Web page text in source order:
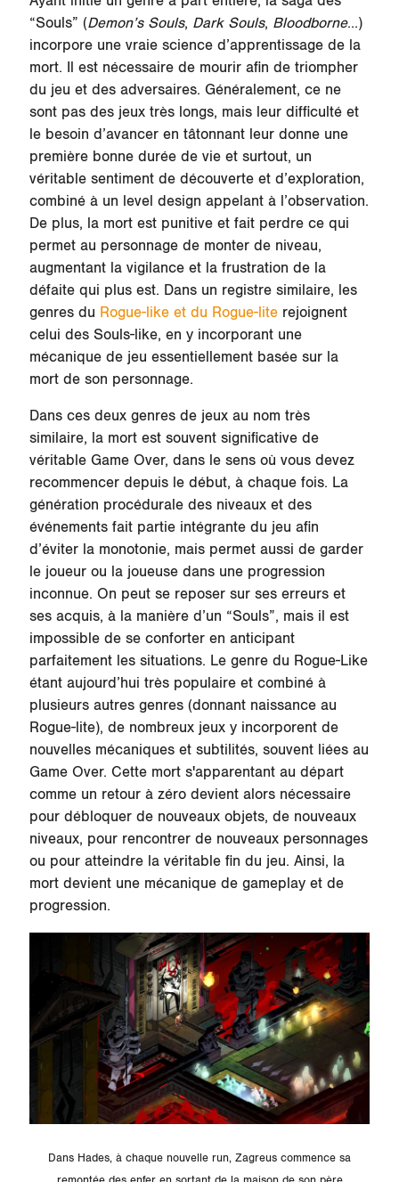
“Souls” (Demon’s Souls, Dark Souls, Bloodborne…)
incorpore une vraie science d’apprentissage de la
mort. Il est nécessaire de mourir afin de triompher
du jeu et des adversaires. Généralement, ce ne
sont pas des jeux très longs, mais leur difficulté et
le besoin d’avancer en tâtonnant leur donne une
première bonne durée de vie et surtout, un
véritable sentiment de découverte et d’exploration,
combiné à un level design appelant à l’observation.
De plus, la mort est punitive et fait perdre ce qui
permet au personnage de monter de niveau,
augmentant la vigilance et la frustration de la
défaite qui plus est. Dans un registre similaire, les
genres du Rogue-like et du Rogue-literejoignent
celui des Souls-like, en y incorporant une
mécanique de jeu essentiellement basée sur la
mort de son personnage.
Dans ces deux genres de jeux au nom très
similaire, la mort est souvent significative de
véritable Game Over, dans le sens où vous devez
recommencer depuis le début, à chaque fois. La
génération procédurale des niveaux et des
événements fait partie intégrante du jeu afin
d’éviter la monotonie, mais permet aussi de garder
le joueur ou la joueuse dans une progression
inconnue. On peut se reposer sur ses erreurs et
ses acquis, à la manière d’un “Souls”, mais il est
impossible de se conforter en anticipant
parfaitement les situations. Le genre du Rogue-Like
étant aujourd’hui très populaire et combiné à
plusieurs autres genres (donnant naissance au
Rogue-lite), de nombreux jeux y incorporent de
nouvelles mécaniques et subtilités, souvent liées au
Game Over. Cette mort s'apparentant au départ
comme un retour à zéro devient alors nécessaire
pour débloquer de nouveaux objets, de nouveaux
niveaux, pour rencontrer de nouveaux personnages
ou pour atteindre la véritable fin du jeu. Ainsi, la
mort devient une mécanique de gameplay et de
progression.
Dans Hades, à chaque nouvelle run, Zagreus commence sa